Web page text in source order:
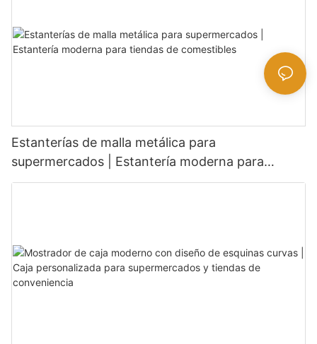
Estanterías de malla metálica para
supermercados | Estantería moderna para
tiendas de comestibles